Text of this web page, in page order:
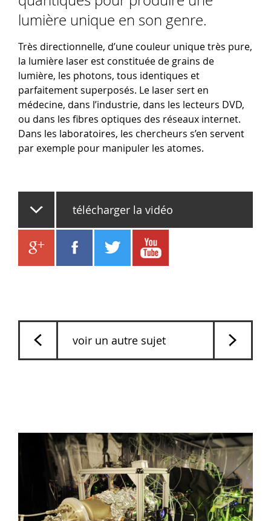
lumière unique en son genre.
Très directionnelle, d’une couleur unique très pure,
la lumière laser est constituée de grains de
lumière, les photons, tous identiques et
parfaitement superposés. Le laser sert en
médecine, dans l’industrie, dans les lecteurs DVD,
ou dans les fibres optiques des réseaux internet.
Dans les laboratoires, les chercheurs s’en servent
par exemple pour manipuler les atomes.
télécharger la vidéo
voir un autre sujet